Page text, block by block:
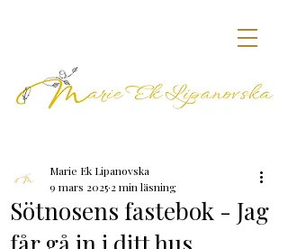
Sötnosens fastebok - Jag
Marie Ek Lipanovska
9 mars 2025 2 min läsning